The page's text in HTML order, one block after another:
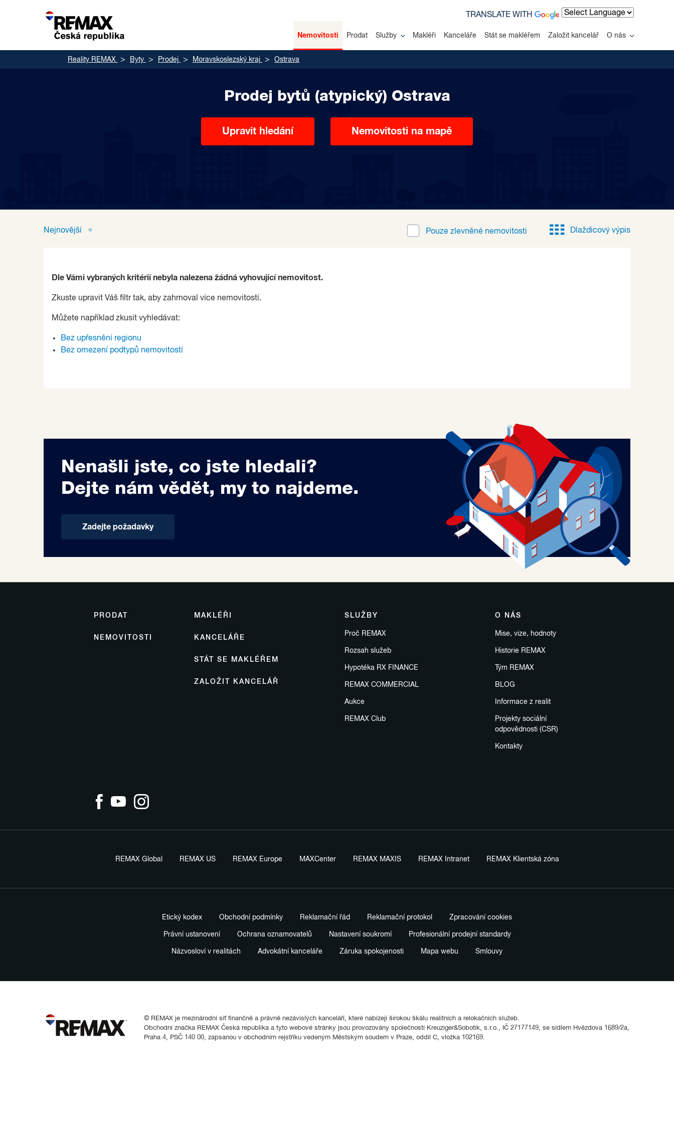
Nemovitosti Prodat Služby Makléři Kanceláře Stát se makléřem Založit kancelář O nás
TRANSLATE WITH
Reality REMAX Byty Prodej Moravskoslezský kraj Ostrava
Prodej bytů (atypický) Ostrava
Upravit hledání Nemovitosti na mapě
Nejnovější Pouze zlevněné nemovitosti Dlaždicový výpis
Dle Vámi vybraných kritérií nebyla nalezena žádná vyhovující nemovitost.
Zkuste upravit Váš filtr tak, aby zahrnoval více nemovitostí.
Můžete například zkusit vyhledávat:
Bez upřesnění regionu
Bez omezení podtypů nemovitostí
Nenašli jste, co jste hledali?
Dejte nám vědět, my to najdeme.
Zadejte požadavky
PRODAT
NEMOVITOSTI
SLUŽBY
Proč REMAX
Rozsah služeb
Hypotéka RX FINANCE
REMAX COMMERCIAL
Aukce
REMAX Club
MAKLÉŘI
KANCELÁŘE
STÁT SE MAKLÉŘEM
ZALOŽIT KANCELÁŘ
O NÁS
Mise, vize, hodnoty
Historie REMAX
Tým REMAX
BLOG
Informace z realit
Projekty sociální
odpovědnosti (CSR)
Kontakty
REMAX Global REMAX US REMAX Europe MAXCenter REMAX MAXIS REMAX Intranet REMAX Klientská zóna
Etický kodex Obchodní podmínky Reklamační řád Reklamační protokol Zpracování cookies
Právní ustanovení Ochrana oznamovatelů Nastavení soukromí Profesionální prodejní standardy
Názvosloví v realitách Advokátní kanceláře Záruka spokojenosti Mapa webu Smlouvy
© REMAX je mezinárodní síť finančně a právně nezávislých kanceláří, které nabízejí širokou škálu realitních a relokačních služeb.
Obchodní značka REMAX Česká republika a tyto webové stránky jsou provozovány společností Kreuziger&Sobotik, s.r.o., IČ 27177149, se sídlem Hvězdova 1689/2a,
Praha 4, PSČ 140 00, zapsanou v obchodním rejstříku vedeným Městským soudem v Praze, oddíl C, vložka 102169.